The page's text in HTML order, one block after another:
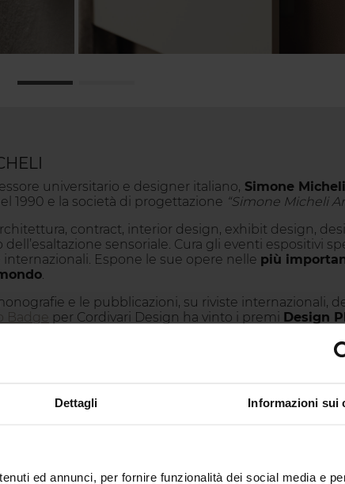
Dettagli Informazioni sui
ed annunci, per fornire funzionalità dei social media e
universitario e designer italiano, Simone Micheli
1990 e la società di progettazione “Simone Micheli
contract, interior design, exhibit design,
dell’esaltazione sensoriale. Cura gli eventi espositivi
Espone le sue opere nelle più
.
e le pubblicazioni, su riviste internazionali,
per Cordivari Design ha vinto i premi Design
SIMILI…